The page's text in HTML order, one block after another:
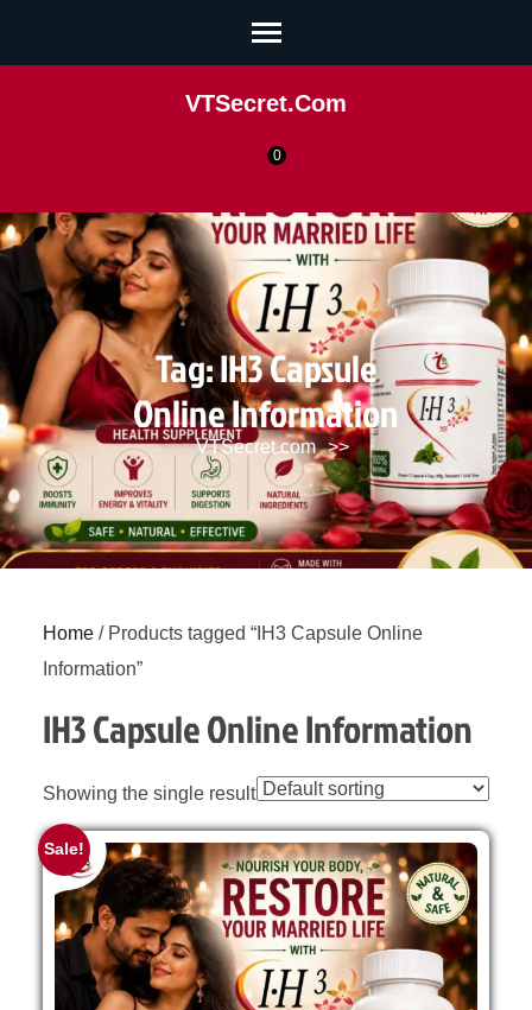
VTSecret.com
0
Tag:IH3 Capsule
Online Information
VTSecret.com >>
Home / Products tagged “IH3 Capsule Online
Information”
IH3 Capsule Online Information
Showing the single result
Sale!